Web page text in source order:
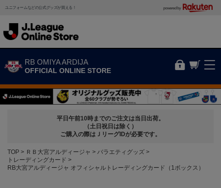
ユニフォームなどの公式グッズが買える！ powered by
RB OMIYA ARDIJA
OFFICIAL ONLINE STORE
平日午前10時までのご注文は当日出荷。
（土日祝日は除く）
ご購入の際はＪリーグIDが必要です。
TOP ＲＢ大宮アルディージャ
バラエティグッズ
トレーディングカード
RB大宮アルディージャ オフィシャルトレーディングカード（1ボックス）